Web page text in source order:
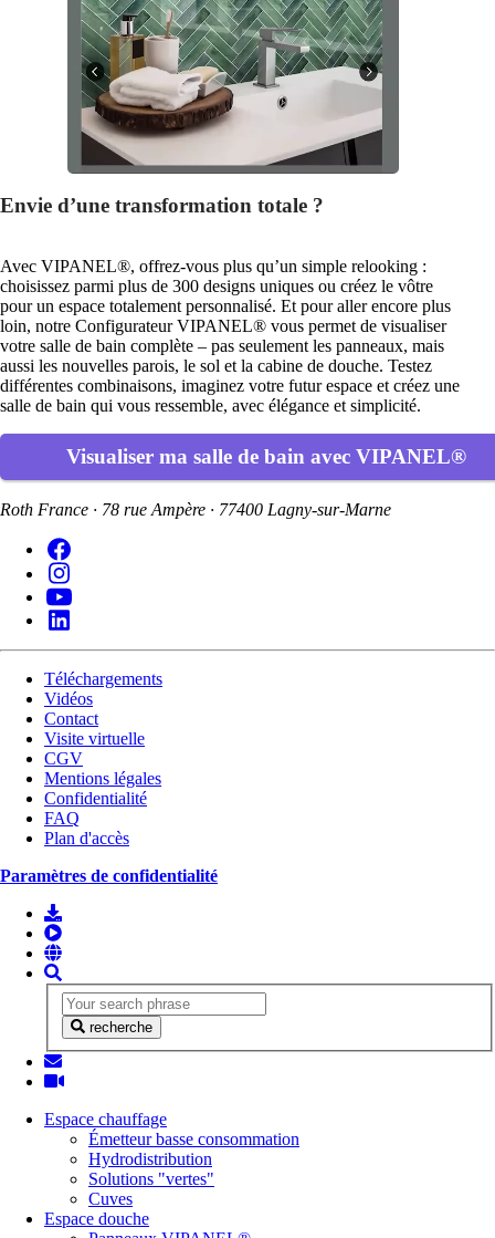
Envie d’une transformation totale ?
Avec VIPANEL®, offrez-vous plus qu’un simple relooking :
choisissez parmi plus de 300 designs uniques ou créez le vôtre
pour un espace totalement personnalisé. Et pour aller encore plus
loin, notre Configurateur VIPANEL® vous permet de visualiser
votre salle de bain complète – pas seulement les panneaux, mais
aussi les nouvelles parois, le sol et la cabine de douche. Testez
différentes combinaisons, imaginez votre futur espace et créez une
salle de bain qui vous ressemble, avec élégance et simplicité.
Visualiser ma salle de bain avec VIPANEL®
Roth France · 78 rue Ampère · 77400 Lagny-sur-Marne
Téléchargements
Vidéos
Contact
Visite virtuelle
CGV
Mentions légales
Confidentialité
FAQ
Plan d'accès
Paramètres de confidentialité
recherche
Espace chauffage
Émetteur basse consommation
Hydrodistribution
Solutions "vertes"
Cuves
Espace douche